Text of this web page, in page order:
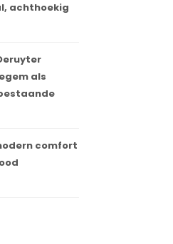
achthoekig
als
comfort